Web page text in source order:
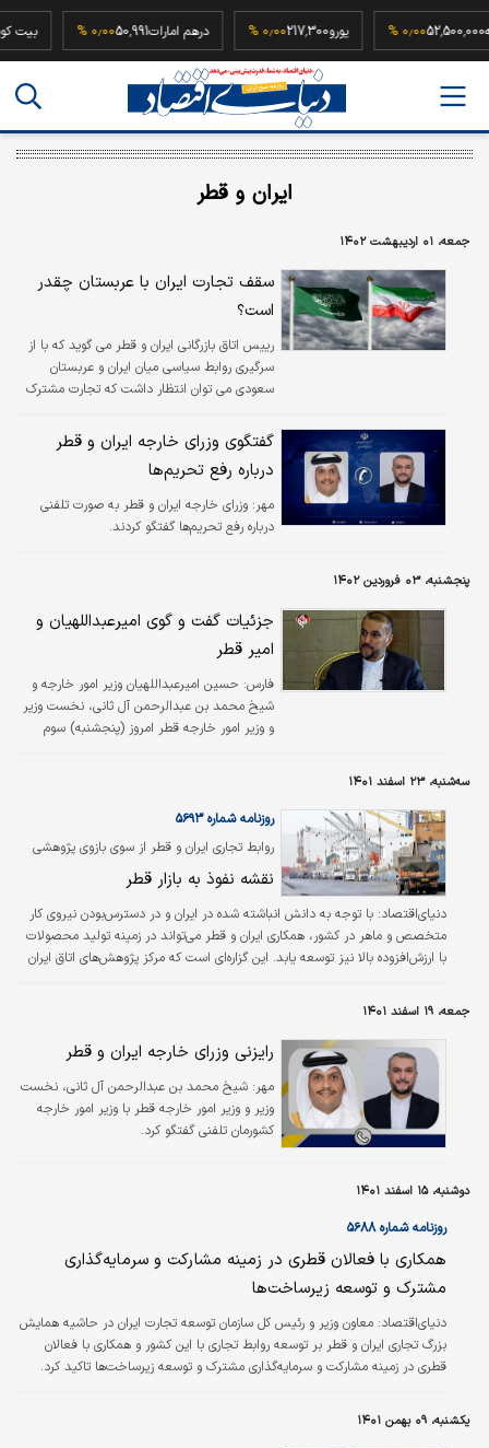
ربع سکه52,500,000 یورو217,300 درهم امارات50,991
ایران و قطر
جمعه، ۰۱ اردیبهشت ۱۴۰۲
سقف تجارت ایران با عربستان چقدر
است؟
رییس اتاق بازرگانی ایران و قطر می گوید که با از
سرگیری روابط سیاسی میان ایران و عربستان
سعودی می توان انتظار داشت که تجارت مشترک
گفتگوی وزرای خارجه ایران و قطر
درباره رفع تحریم‌ها
مهر: وزرای خارجه ایران و قطر به صورت تلفنی
درباره رفع تحریم‌ها گفتگو کردند.
پنجشنبه، ۰۳ فروردین ۱۴۰۲
جزئیات گفت و گوی امیرعبداللهیان و
امیر قطر
فارس: حسین امیرعبداللهیان وزیر امور خارجه و
شیخ محمد بن عبدالرحمن آل ثانی، نخست وزیر
و وزیر امور خارجه قطر امروز (پنجشنبه) سوم
سه‌شنبه، ۲۳ اسفند ۱۴۰۱
روابط تجاری ایران و قطر از سوی بازوی پژوهشی
اتاق ایران بررسی شد
روزنامه شماره ۵۶۹۳
نقشه نفوذ به بازار قطر
دنیای‌اقتصاد: با توجه به دانش انباشته شده در ایران و در دسترس‌بودن نیروی کار
متخصص و ماهر در کشور، همکاری ایران و قطر می‌تواند در زمینه تولید محصولات
با ارزش‌افزوده بالا نیز توسعه یابد. این گزاره‌‌‌‌‌ای است که مرکز پژوهش‌های اتاق ایران
مجدد تحریم‌ها علیه ایران، حجم روابط تجاری ایران و قطر کاهش یافته‌است، در
ایالات‌متحده، به‌ویژه در حوزه انتقال…
جمعه، ۱۹ اسفند ۱۴۰۱
رایزنی وزرای خارجه ایران و قطر
مهر: شیخ محمد بن عبدالرحمن آل ثانی، نخست
وزیر و وزیر امور خارجه قطر با وزیر امور خارجه
کشورمان تلفنی گفتگو کرد.
دوشنبه، ۱۵ اسفند ۱۴۰۱
روزنامه شماره ۵۶۸۸
همکاری با فعالان قطری در زمینه مشارکت و سرمایه‌گذاری
مشترک و توسعه زیرساخت‌‌‌ها
دنیای‌اقتصاد: معاون وزیر و‌‌‌ رئیس کل سازمان توسعه تجارت ایران در حاشیه همایش
بزرگ تجاری ایران و قطر بر توسعه روابط تجاری با این کشور و‌‌‌ همکاری با فعالان
قطری در زمینه مشارکت و سرمایه‌گذاری مشترک و توسعه زیرساخت‌‌‌ها تاکید کرد.
یکشنبه، ۰۹ بهمن ۱۴۰۱